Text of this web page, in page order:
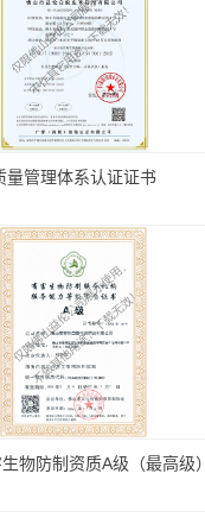
量管理体系认证证书
物防制资质A级（最高级）